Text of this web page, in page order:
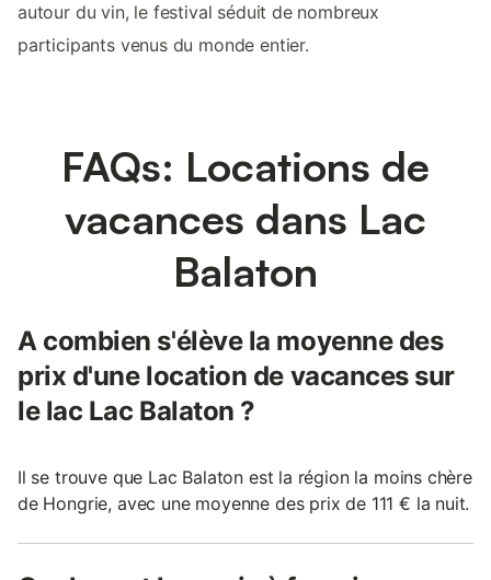
autour du vin, le festival séduit de nombreux
participants venus du monde entier.
FAQs: Locations de
vacances dans Lac
Balaton
A combien s'élève la moyenne des
prix d'une location de vacances sur
le lac Lac Balaton ?
Il se trouve que Lac Balaton est la région la moins chère
de Hongrie, avec une moyenne des prix de 111 € la nuit.